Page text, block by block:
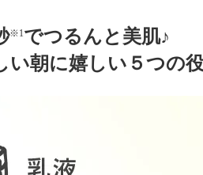
※1 でつるんと美肌♪
い朝に嬉しい５つの